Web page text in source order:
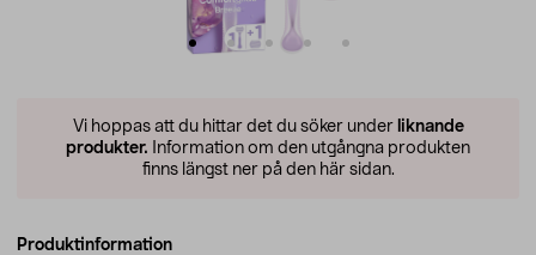
Vi hoppas att du hittar det du söker under liknande
produkter. Information om den utgångna produkten
finns längst ner på den här sidan.
Produktinformation